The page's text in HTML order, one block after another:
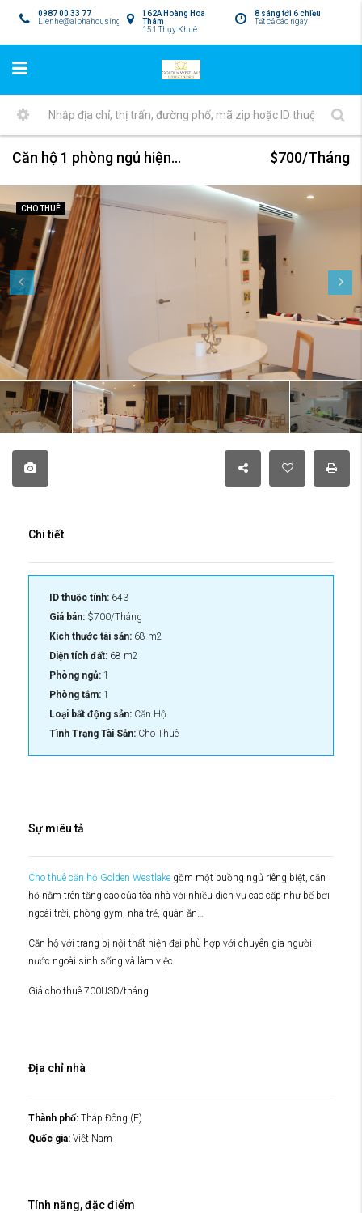
8 sáng tới 6 chiều
Tất cả các ngày
162A Hoàng Hoa
Thám
151 Thụy Khuê
0987 00 33 77
Lienhe@alphahousing.vn
Căn hộ 1 phòng ngủ hiện đại cho thuê tại tòa nhà Golden Westlake $700/Tháng
CHO THUÊ
Chi tiết
ID thuộc tính: 643
Giá bán: $700/Tháng
Kích thước tài sản: 68 m2
Diện tích đất: 68 m2
Phòng ngủ: 1
Phòng tắm: 1
Loại bất động sản: Căn Hộ
Tình Trạng Tài Sản: Cho Thuê
Sự miêu tả
Cho thuê căn hộ Golden Westlake gồm một buồng ngủ riêng biệt, căn
hộ nằm trên tầng cao của tòa nhà với nhiều dịch vụ cao cấp như bể bơi
ngoài trời, phòng gym, nhà trẻ, quán ăn…
Căn hộ với trang bị nội thất hiện đại phù hợp với chuyên gia người
nước ngoài sinh sống và làm việc.
Giá cho thuê 700USD/tháng
Địa chỉ nhà
Thành phố: Tháp Đông (E)
Quốc gia: Việt Nam
Tính năng, đặc điểm